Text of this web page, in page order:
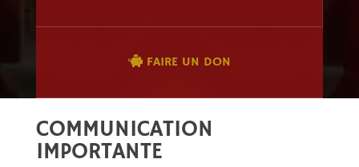
FAIRE UN DON
COMMUNICATION
IMPORTANTE